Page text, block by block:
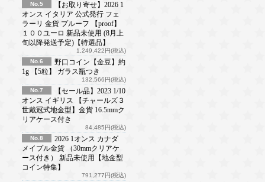
No.5
【お取り寄せ】2026 1
オンス イタリア 公式発行 フェ
ラーリ 金貨 プルーフ 【proof】
１００ユーロ 新品未使用 (8月上
旬以降発送予定)【特選品】
1,249,422円(税込)
No.6
野口コイン【金豆】約
1g 【5粒】 ガラス瓶つき
132,566円(税込)
No.7
【セール品】2023 1/10
オンス イギリス 【チャールズ３
世戴冠式地金型】金貨 16.5mmク
リアケース付き
84,485円(税込)
No.8
2026 1オンス カナダ
メイプル金貨 （30mmクリアケ
ース付き） 新品未使用【地金型
コイン特集】
791,277円(税込)